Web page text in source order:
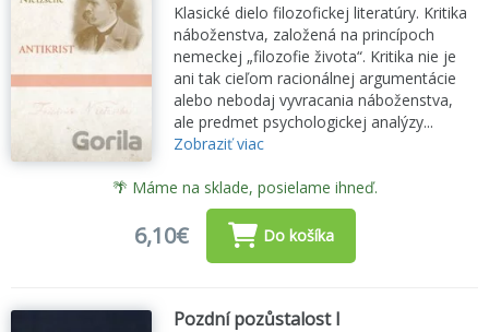
Klasické dielo filozofickej literatúry. Kritika
náboženstva, založená na princípoch
nemeckej „filozofie života“. Kritika nie je
ani tak cieľom racionálnej argumentácie
alebo nebodaj vyvracania náboženstva,
ale predmet psychologickej analýzy...
Zobraziť viac
🌴 Máme na sklade, posielame ihneď.
6,10€ Do košíka
Pozdní pozůstalost I